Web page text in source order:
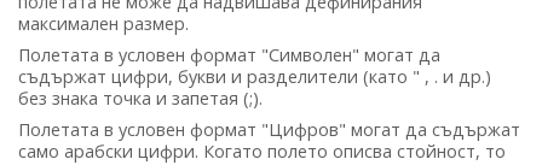
максимален размер.
Полетата в условен формат "Символен" могат да
съдържат цифри, букви и разделители (като " , . и др.)
без знака точка и запетая (;).
Полетата в условен формат "Цифров" могат да съдържат
само арабски цифри. Когато полето описва стойност, то